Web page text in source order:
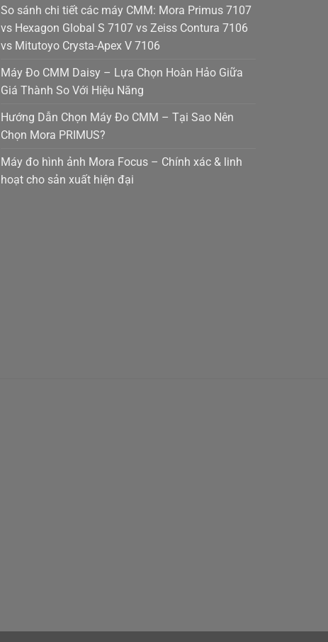
So sánh chi tiết các máy CMM: Mora Primus 7107
vs Hexagon Global S 7107 vs Zeiss Contura 7106
vs Mitutoyo Crysta-Apex V 7106
Máy Đo CMM Daisy – Lựa Chọn Hoàn Hảo Giữa
Giá Thành So Với Hiệu Năng
Hướng Dẫn Chọn Máy Đo CMM – Tại Sao Nên
Chọn Mora PRIMUS?
Máy đo hình ảnh Mora Focus – Chính xác & linh
hoạt cho sản xuất hiện đại